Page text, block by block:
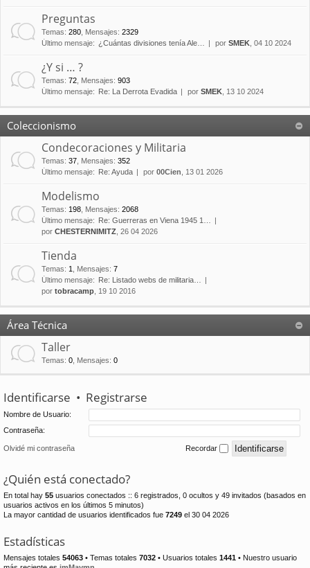
Preguntas
Temas: 280 Mensajes: 2329
Último mensaje: ¿Cuántas divisiones tenía Ale… por SMEK , 04 10 2024
¿Y si … ?
Temas: 72 Mensajes: 903
Último mensaje:
Re: La Derrota Evadida por SMEK , 13 10 2024
Coleccionismo
Condecoraciones y Militaria
Temas: 37 Mensajes: 352
Último mensaje:
Re: Ayuda por 00Cien , 13 01 2026
Modelismo
Temas: 198 Mensajes: 2068
Último mensaje:
Re: Guerreras en Viena 1945 1…
por CHESTERNIMITZ , 26 04 2026
Tienda
Temas: 1 Mensajes: 7
Último mensaje:
Re: Listado webs de militaria…
por tobracamp , 19 10 2016
Área Técnica
Taller
Temas: 0 Mensajes: 0
Identificarse • Registrarse
Nombre de Usuario:
Contraseña:
Olvidé mi contraseña Recordar
¿Quién está conectado?
En total hay 55 usuarios conectados :: 6 registrados, 0 ocultos y 49 invitados (basados en
usuarios activos en los últimos 5 minutos)
La mayor cantidad de usuarios identificados fue 7249 el 30 04 2026
Estadísticas
Mensajes totales 54063 • Temas totales 7032 • Usuarios totales 1441 • Nuestro usuario